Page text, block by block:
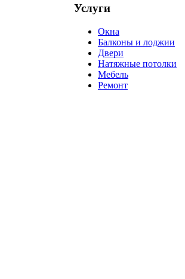
Услуги
Окна
Балконы и лоджии
Двери
Натяжные потолки
Мебель
Ремонт